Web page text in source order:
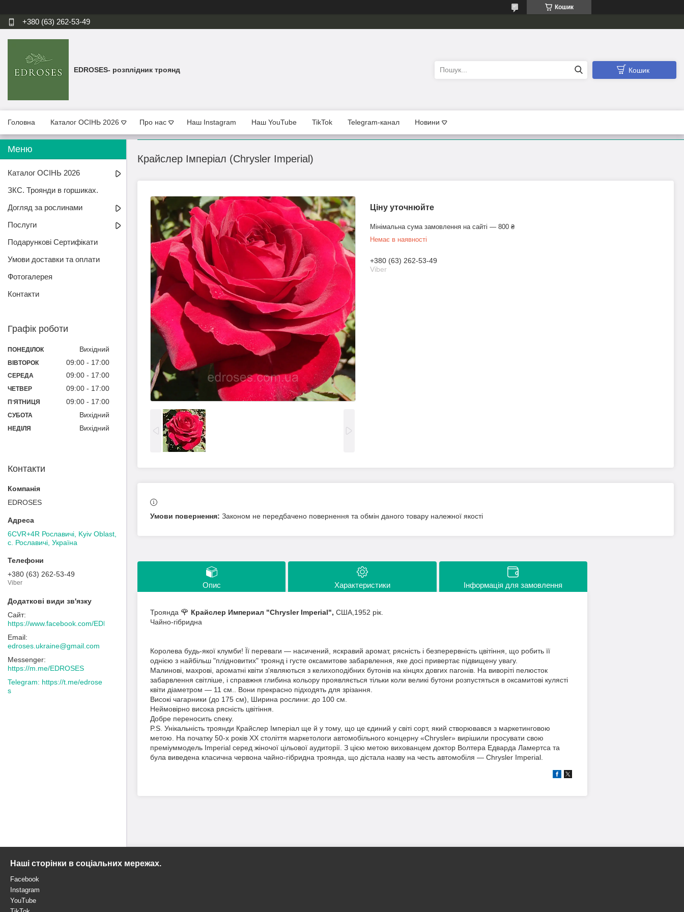
Кошик
+380 (63) 262-53-49
EDROSES- розплідник троянд Кошик
Головна Каталог ОСІНЬ 2026 Про нас Наш Instagram Наш YouTube TikTok Telegram-канал Новини
Крайслер Імперіал (Chrysler Imperial)
Ціну уточнюйте
Мінімальна сума замовлення на сайті — 800 ₴
Немає в наявності
+380 (63) 262-53-49
Viber
Законом не передбачено повернення та обмін даного товару належної якості
Опис Характеристики Інформація для замовлення
Троянда 🌹 Крайслер Империал "Chrysler Imperial", США,1952 рік.
Чайно-гібридна
Королева будь-якої клумби! Її переваги — насичений, яскравий аромат, рясність і безперервність цвітіння, що робить її
однією з найбільш "плідновитих" троянд і густе оксамитове забарвлення, яке досі привертає підвищену увагу.
Малинові, махрові, ароматні квіти з'являються з келихоподібних бутонів на кінцях довгих пагонів. На виворіті пелюсток
забарвлення світліше, і справжня глибина кольору проявляється тільки коли великі бутони розпустяться в оксамитові кулясті
квіти діаметром — 11 см.. Вони прекрасно підходять для зрізання.
Високі чагарники (до 175 см), Ширина рослини: до 100 см.
Неймовірно висока рясність цвітіння.
Добре переносить спеку.
P.S. Унікальність троянди Крайслер Імперіал ще й у тому, що це єдиний у світі сорт, який створювався з маркетинговою
метою. На початку 50-х років XX століття маркетологи автомобільного концерну «Chrysler» вирішили просувати свою
преміуммодель Imperial серед жіночої цільової аудиторії. З цією метою вихованцем доктор Волтера Едварда Ламертса та
була виведена класична червона чайно-гібридна троянда, що дістала назву на честь автомобіля — Chrysler Imperial.
Каталог ОСІНЬ 2026
ЗКС. Троянди в горшиках.
Догляд за рослинами
Послуги
Подарункові Сертифікати
Умови доставки та оплати
Фотогалерея
Контакти
Графік роботи
ПОНЕДІЛОК Вихідний
ВІВТОРОК 09:00 17:00
СЕРЕДА 09:00 17:00
ЧЕТВЕР 09:00 17:00
ПʼЯТНИЦЯ 09:00 17:00
СУБОТА Вихідний
НЕДІЛЯ Вихідний
Контакти
EDROSES
6CVR+4R Рославичі, Kyiv Oblast,
с. Рославичі, Україна
+380 (63) 262-53-49
Viber
https://www.facebook.com/EDROSES/
edroses.ukraine@gmail.com
https://m.me/EDROSES
https://t.me/edrose
s
Наші сторінки в соціальних мережах.
Facebook
Instagram
YouTube